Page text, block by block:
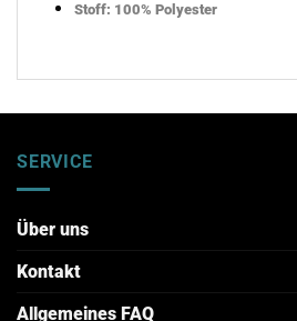
Stoff: 100% Polyester
SERVICE
Über uns
Kontakt
Allgemeines FAQ